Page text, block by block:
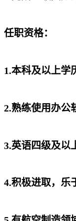
任职资格：
1.本科及以上学
2.熟练使用办公
3.英语四级及以
4.积极进取，乐